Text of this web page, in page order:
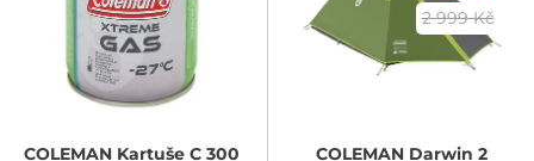
COLEMAN Kartuše C 300
2 999 Kč
COLEMAN Darwin 2